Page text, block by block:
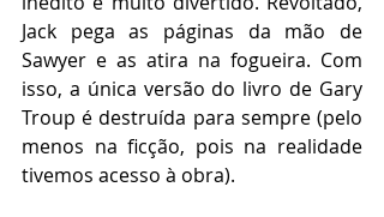
Jack pega as páginas da mão de
Sawyer e as atira na fogueira. Com
isso, a única versão do livro de Gary
Troup é destruída para sempre (pelo
menos na ficção, pois na realidade
tivemos acesso à obra).